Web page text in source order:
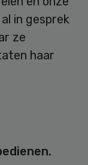
in gesprek
ze
haar